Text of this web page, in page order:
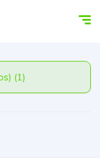
BÚSQUEDA (Elegir filtros) (1)